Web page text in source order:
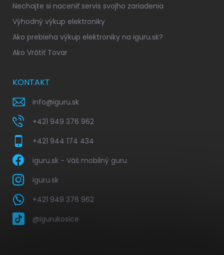
Nechajte si naceniť servis svojho zariadenia
Výhodný výkup elektroniky
Ako prebieha výkup elektroniky na iguru.sk?
Ako Vrátiť Tovar
KONTAKT
info@iguru.sk
+421 949 376 962
+421 944 174 434
iguru.sk - Váš mobilný guru
iguru.sk
+421 949 376 962
@igurukosice